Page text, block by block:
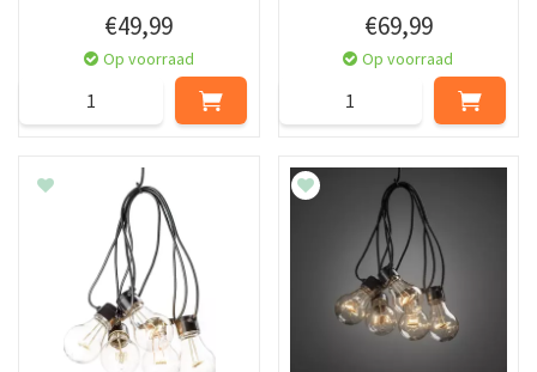
€49,99
Op voorraad
€69,99
Op voorraad